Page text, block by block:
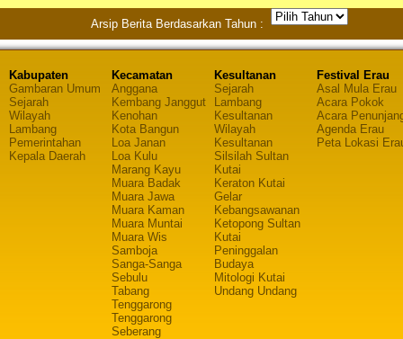
Arsip Berita Berdasarkan Tahun :
Kabupaten
Gambaran Umum
Sejarah
Wilayah
Lambang
Pemerintahan
Kepala Daerah
Kecamatan
Anggana
Kembang Janggut
Kenohan
Kota Bangun
Loa Janan
Loa Kulu
Marang Kayu
Muara Badak
Muara Jawa
Muara Kaman
Muara Muntai
Muara Wis
Samboja
Sanga-Sanga
Sebulu
Tabang
Tenggarong
Tenggarong
Seberang
Kesultanan
Sejarah
Lambang
Kesultanan
Wilayah
Kesultanan
Silsilah Sultan
Kutai
Keraton Kutai
Gelar
Kebangsawanan
Ketopong Sultan
Kutai
Peninggalan
Budaya
Mitologi Kutai
Undang Undang
Festival Erau
Asal Mula Erau
Acara Pokok
Acara
Agenda Erau
Peta Lokasi